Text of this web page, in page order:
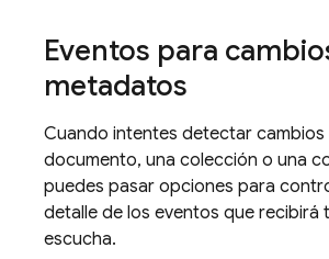
Eventos para
metadatos
Cuando intentes detectar cambios
documento, una colección o una
puedes pasar opciones para
detalle de los eventos que recibirá
escucha.